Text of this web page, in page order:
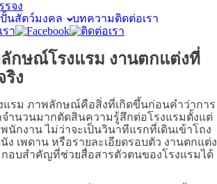
นสัตว์มงคล บทความติดต่อเรา
กษณ์โรงแรม งานตกแต่งที่
ริง
แรม ภาพลักษณ์คือสิ่งที่เกิดขึ้นก่อนคำว่าการ
ำนวนมากตัดสินความรู้สึกต่อโรงแรมตั้งแต่
นักงาน ไม่ว่าจะเป็นวินาทีแรกที่เดินเข้าโถง
ง เพดาน หรือรายละเอียดรอบตัว งานตกแต่ง
กอบสำคัญที่ช่วยสื่อสารตัวตนของโรงแรมได้